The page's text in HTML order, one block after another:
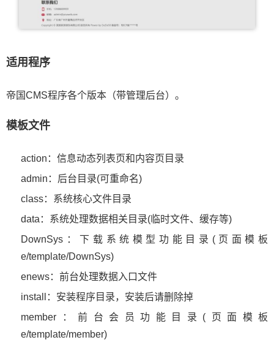
适用程序
帝国CMS程序各个版本（带管理后台）。
模板文件
action：信息动态列表页和内容页目录
admin：后台目录(可重命名)
class：系统核心文件目录
data：系统处理数据相关目录(临时文件、缓存等)
DownSys：下载系统模型功能目录(页面模板
e/template/DownSys)
enews：前台处理数据入口文件
install：安装程序目录，安装后请删除掉
member：前台会员功能目录(页面模板
e/template/member)